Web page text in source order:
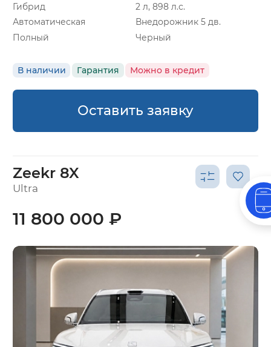
Гибрид
2 л, 898 л.с.
Автоматическая
Внедорожник 5 дв.
Полный
Черный
В наличии Гарантия Можно в кредит
Оставить заявку
Zeekr 8X
Ultra
11 800 000 ₽